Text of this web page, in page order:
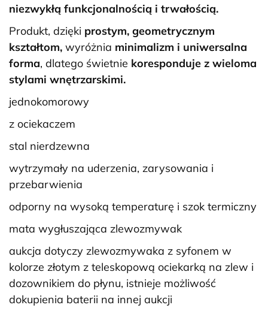
niezwykłą funkcjonalnością i trwałością.
Produkt, dzięki prostym, geometrycznym
kształtom, wyróżnia minimalizm i uniwersalna
forma, dlatego świetnie koresponduje z wieloma
stylami wnętrzarskimi.
jednokomorowy
z ociekaczem
stal nierdzewna
wytrzymały na uderzenia, zarysowania i
przebarwienia
odporny na wysoką temperaturę i szok termiczny
mata wygłuszająca zlewozmywak
aukcja dotyczy zlewozmywaka z syfonem w
kolorze złotym z teleskopową ociekarką na zlew i
dozownikiem do płynu, istnieje możliwość
dokupienia baterii na innej aukcji